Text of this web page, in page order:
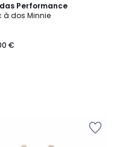
Performance
à dos Minnie
€